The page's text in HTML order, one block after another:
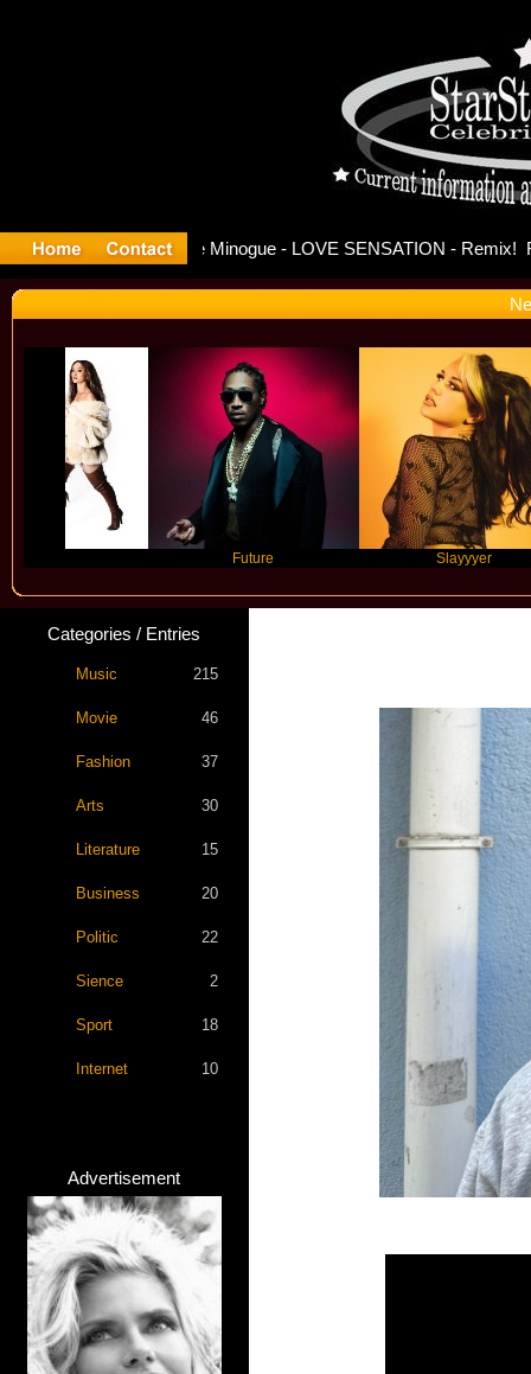
Categories / Entries
Music 215
Movie 46
Fashion 37
Arts 30
Literature 15
Business 20
Politic 22
Sience 2
Sport 18
Internet 10
Advertisement